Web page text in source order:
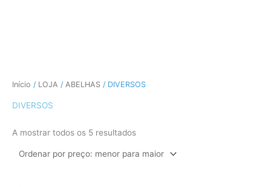
Início / LOJA / ABELHAS / DIVERSOS
DIVERSOS
A mostrar todos os 5 resultados
Ordenado
por